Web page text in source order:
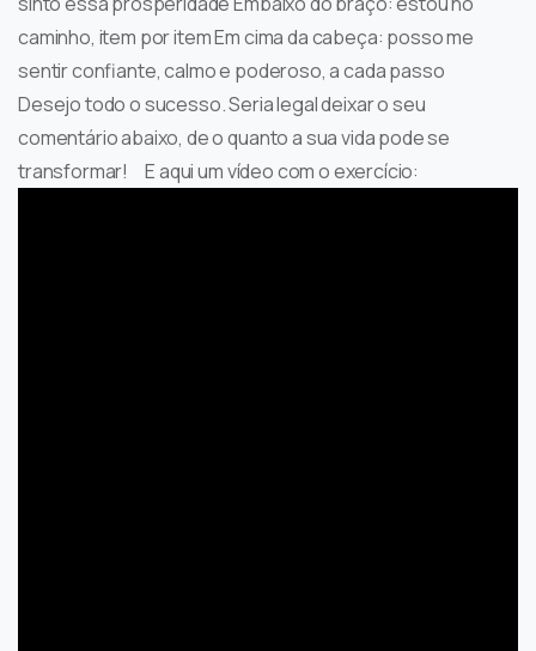
caminho, item por item Em cima da cabeça: posso me
sentir confiante, calmo e poderoso, a cada passo
Desejo todo o sucesso. Seria legal deixar o seu
comentário abaixo, de o quanto a sua vida pode se
transformar! E aqui um vídeo com o exercício: